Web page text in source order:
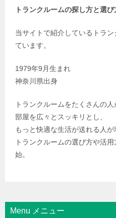
トランクルームの探し方と選び
当サイトで紹介しているトラ
ています。
1979年9月生まれ
神奈川県出身
トランクルームをたくさんの人
部屋を広々とスッキリとし、
もっと快適な生活が送れる人が
トランクルームの選び方や活
始。
Menu メニュー